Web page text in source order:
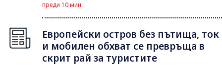
преди 10 мин
Европейски остров без пътища, ток
и мобилен обхват се превръща в
скрит рай за туристите